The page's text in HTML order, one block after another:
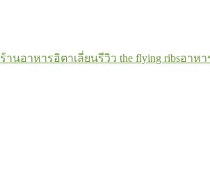
ร้านอาหารอิตาเลี่ยนรีวิว the flying ribsอาหา